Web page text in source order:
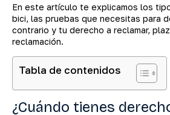
En este artículo te explicamos los
bici, las pruebas que necesitas para
contrario y tu derecho a reclamar,
reclamación.
Tabla de contenidos
¿Cuándo tienes